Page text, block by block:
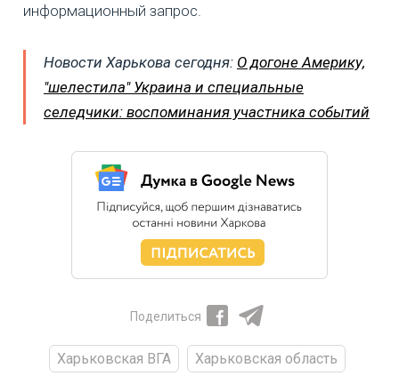
информационный запрос.
Новости Харькова сегодня: О догоне Америку,
"шелестила" Украина и специальные
селедчики: воспоминания участника событий
Поделиться
Харьковская ВГА
Харьковская область